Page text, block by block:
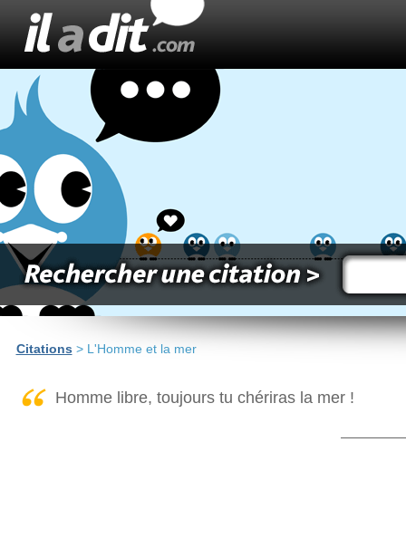
Citations > L'Homme et la mer
Homme libre, toujours tu chériras la mer !